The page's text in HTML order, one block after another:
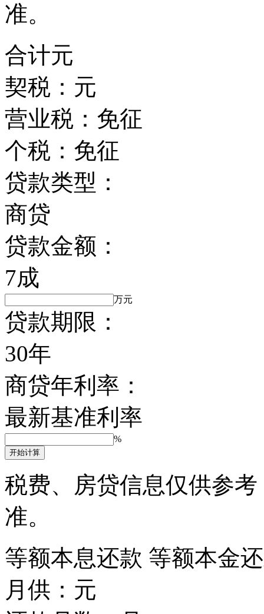
准。
合计元
契税： 元
营业税： 免征
个税： 免征
贷款类型：
商贷
贷款金额：
7成
万元
贷款期限：
30年
商贷年利率：
最新基准利率
%
开始计算
税费、房贷信息仅供参
准。
等额本息还款 等额本金
月供： 元